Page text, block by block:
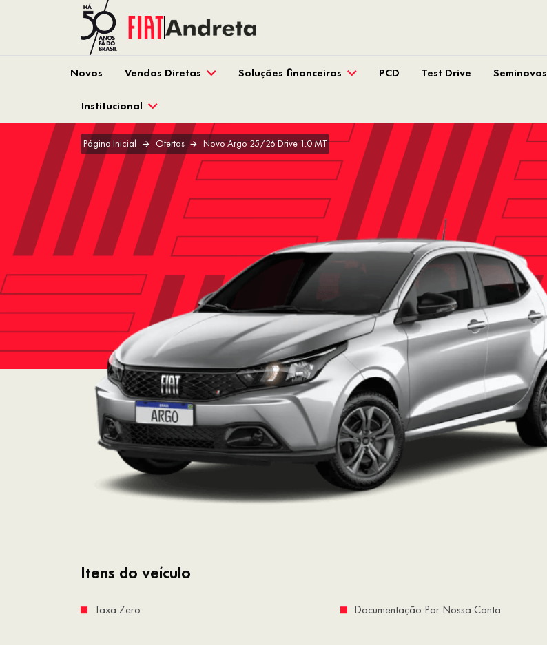
Novos Vendas Diretas Soluções financeiras PCD Test Drive Seminovos
Institucional
Página Inicial Ofertas Novo Argo 25/26 Drive 1.0 MT
Itens do veículo
Taxa Zero Documentação Por Nossa Conta